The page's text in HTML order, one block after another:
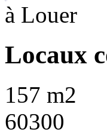
à Louer
Locaux
157 m2
60300